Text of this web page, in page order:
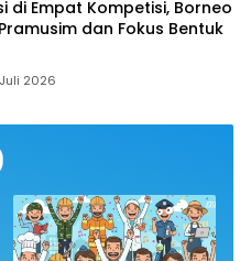
di Empat Kompetisi, Borneo
dan Fokus Bentuk
2026